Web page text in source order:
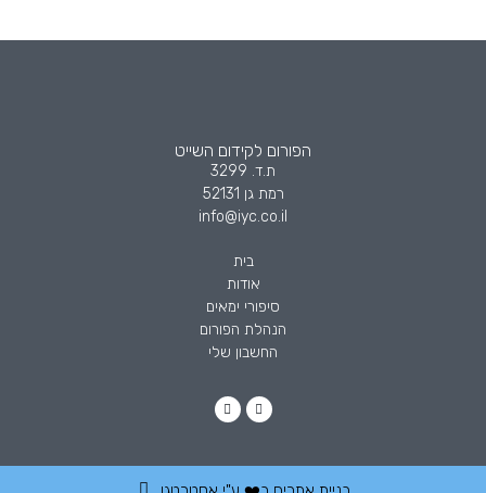
הפורום לקידום השייט
ת.ד. 3299
רמת גן 52131
info@iyc.co.il
בית
אודות
סיפורי ימאים
הנהלת הפורום
החשבון שלי